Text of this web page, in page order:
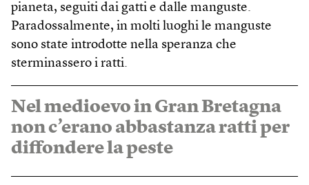
pianeta, seguiti dai gatti e dalle manguste.
Paradossalmente, in molti luoghi le manguste
sono state introdotte nella speranza che
sterminassero i ratti.
Nel medioevo in Gran Bretagna
non c’erano abbastanza ratti per
diffondere la peste